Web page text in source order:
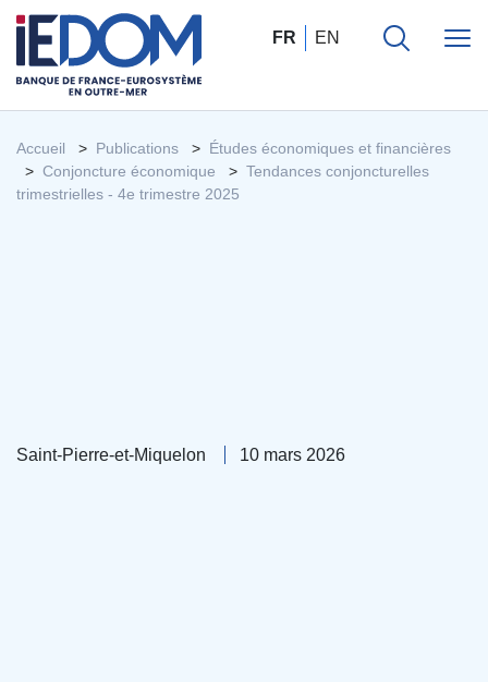
FR EN
Accueil Publications
Études économiques et financières
Conjoncture économique
Tendances conjoncturelles
trimestrielles - 4e trimestre 2025
Saint-Pierre-et-Miquelon 10 mars 2026